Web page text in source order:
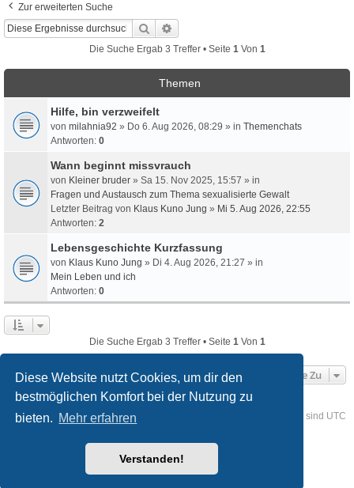
Diese Website nutzt Cookies, um dir den
bestmöglichen Komfort bei der Nutzung zu
bieten. Mehr erfahren
Verstanden!
Zur erweiterten Suche
Suche
Die Suche Ergab 3 Treffer • Seite 1 Von 1
Themen
Hilfe, bin verzweifelt
von milahnia92 » Do 6. Aug 2026, 08:29 » in Themenchats
Antworten: 0
Wann beginnt missvrauch
von Kleiner bruder » Sa 15. Nov 2025, 15:57 » in
Fragen und Austausch zum Thema sexualisierte Gewalt
Letzter Beitrag von Klaus Kuno Jung » Mi 5. Aug 2026, 22:55
Antworten: 2
Lebensgeschichte Kurzfassung
von Klaus Kuno Jung » Di 4. Aug 2026, 21:27 » in
Mein Leben und ich
Antworten: 0
Die Suche Ergab 3 Treffer • Seite 1 Von 1
Gehe Zu
Foren-Übersicht Kontakt Alle Zeiten sind UTC
® Forum Software © phpBB Limited
phpBB.de
created by INVENTEA & v12mike